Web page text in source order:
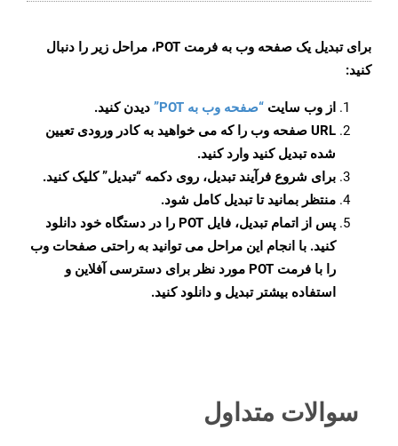
برای تبدیل یک صفحه وب به فرمت POT، مراحل زیر را دنبال
کنید:
از وب سایت “صفحه وب به POT”
دیدن کنید.
URL صفحه وب را که می خواهید به کادر ورودی تعیین
شده تبدیل کنید وارد کنید.
برای شروع فرآیند تبدیل، روی دکمه “تبدیل” کلیک کنید.
منتظر بمانید تا تبدیل کامل شود.
پس از اتمام تبدیل، فایل POT را در دستگاه خود دانلود
کنید. با انجام این مراحل می توانید به راحتی صفحات وب
را با فرمت POT مورد نظر برای دسترسی آفلاین و
استفاده بیشتر تبدیل و دانلود کنید.
سوالات متداول